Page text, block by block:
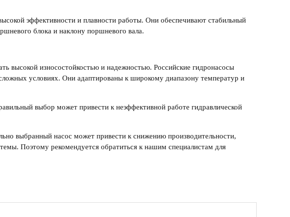
эффективности и плавности работы. Они обеспечивают стабильный
блока и наклону поршневого вала.
высокой износостойкостью и надежностью. Российские гидронасосы
условиях. Они адаптированы к широкому диапазону температур и
выбор может привести к неэффективной работе гидравлической
выбранный насос может привести к снижению производительности,
Поэтому рекомендуется обратиться к нашим специалистам для